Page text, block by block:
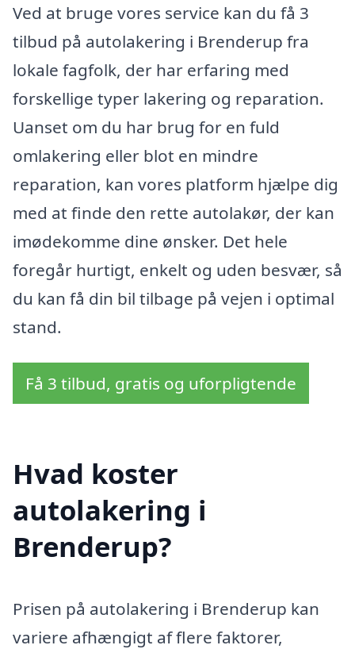
Ved at bruge vores service kan du få 3
tilbud på autolakering i Brenderup fra
lokale fagfolk, der har erfaring med
forskellige typer lakering og reparation.
Uanset om du har brug for en fuld
omlakering eller blot en mindre
reparation, kan vores platform hjælpe dig
med at finde den rette autolakør, der kan
imødekomme dine ønsker. Det hele
foregår hurtigt, enkelt og uden besvær, så
du kan få din bil tilbage på vejen i optimal
stand.
Få 3 tilbud, gratis og uforpligtende
Hvad koster
autolakering i
Brenderup?
Prisen på autolakering i Brenderup kan
variere afhængigt af flere faktorer,